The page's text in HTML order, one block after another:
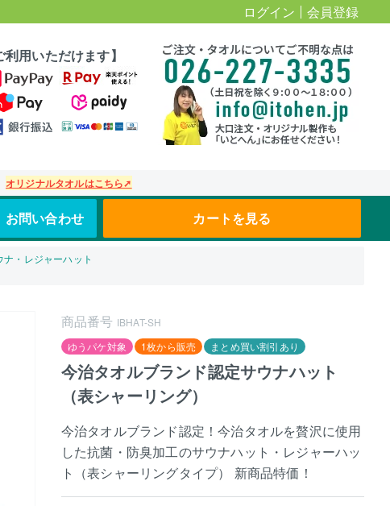
ログイン 会員登録
利用いただけます】
オリジナルタオルはこちら➚
お問い合わせ カートを見る
ナ・レジャーハット
商品番号 IBHAT-SH
ゆうパケ対象
1枚から販売 まとめ買い割引あり
今治タオルブランド認定サウナハット
（表シャーリング）
今治タオルブランド認定！今治タオルを贅沢に使用
した抗菌・防臭加工のサウナハット・レジャーハッ
ト（表シャーリングタイプ） 新商品特価！